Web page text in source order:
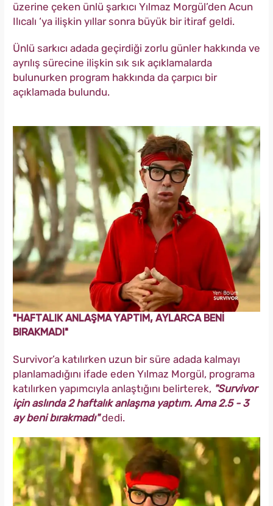
üzerine çeken ünlü şarkıcı Yılmaz Morgül’den Acun
Ilıcalı ‘ya ilişkin yıllar sonra büyük bir itiraf geldi.
Ünlü sarkıcı adada geçirdiği zorlu günler hakkında ve
ayrılış sürecine ilişkin sık sık açıklamalarda
bulunurken program hakkında da çarpıcı bir
açıklamada bulundu.
"HAFTALIK ANLAŞMA YAPTIM, AYLARCA BENİ
BIRAKMADI"
Survivor’a katılırken uzun bir süre adada kalmayı
planlamadığını ifade eden Yılmaz Morgül, programa
katılırken yapımcıyla anlaştığını belirterek, "Survivor
için aslında 2 haftalık anlaşma yaptım. Ama 2.5 - 3
ay beni bırakmadı"dedi.